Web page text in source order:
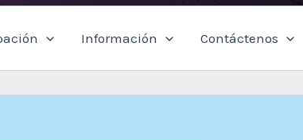
Información Contáctenos